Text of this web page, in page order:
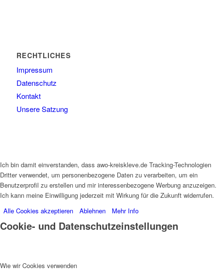
RECHTLICHES
Impressum
Datenschutz
Kontakt
Unsere Satzung
Ich bin damit einverstanden, dass awo-kreiskleve.de Tracking-Technologien
Dritter verwendet, um personenbezogene Daten zu verarbeiten, um ein
Benutzerprofil zu erstellen und mir interessenbezogene Werbung anzuzeigen.
Ich kann meine Einwilligung jederzeit mit Wirkung für die Zukunft widerrufen.
Alle Cookies akzeptieren
Ablehnen Mehr Info
Cookie- und Datenschutzeinstellungen
Wie wir Cookies verwenden